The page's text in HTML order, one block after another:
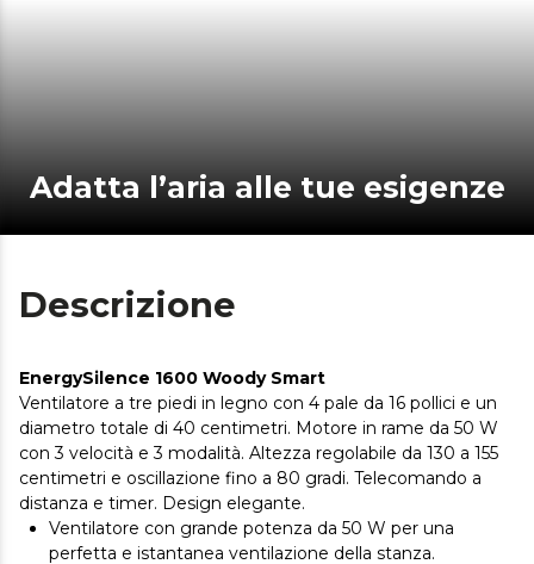
Adatta l’aria alle tue esigenze
Descrizione
EnergySilence 1600 Woody Smart
Ventilatore a tre piedi in legno con 4 pale da 16 pollici e un
diametro totale di 40 centimetri. Motore in rame da 50 W
con 3 velocità e 3 modalità. Altezza regolabile da 130 a 155
centimetri e oscillazione fino a 80 gradi. Telecomando a
distanza e timer. Design elegante.
Ventilatore con grande potenza da 50 W per una
perfetta e istantanea ventilazione della stanza.